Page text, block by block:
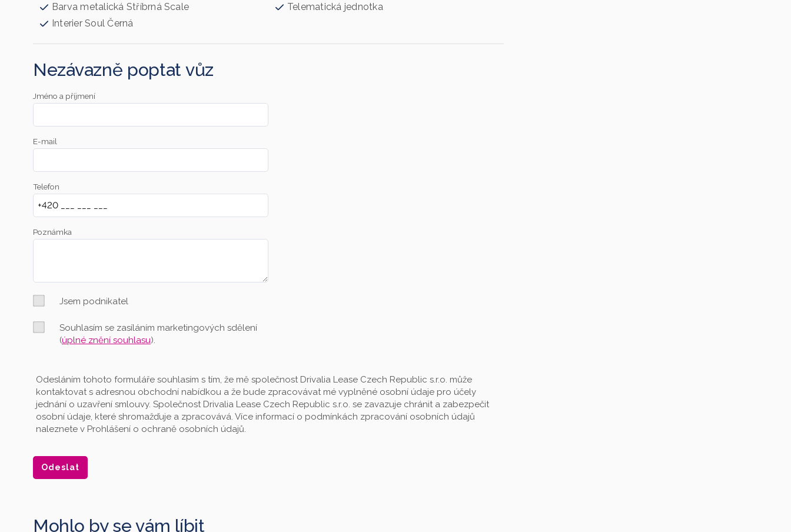
Barva metalická Stříbrná Scale
Telematická jednotka
Interier Soul Černá
Nezávazně poptat vůz
Jméno a příjmení
E-mail
Telefon
Poznámka
Jsem podnikatel
Souhlasím se zasíláním marketingových sdělení
(úplné znění souhlasu).
Odesláním tohoto formuláře souhlasím s tím, že mě společnost Drivalia Lease Czech Republic s.r.o. může
kontaktovat s adresnou obchodní nabídkou a že bude zpracovávat mé vyplněné osobní údaje pro účely
jednání o uzavření smlouvy. Společnost Drivalia Lease Czech Republic s.r.o. se zavazuje chránit a zabezpečit
osobní údaje, které shromažďuje a zpracovává. Více informací o podmínkách zpracování osobních údajů
naleznete v Prohlášení o ochraně osobních údajů.
Mohlo by se vám líbit